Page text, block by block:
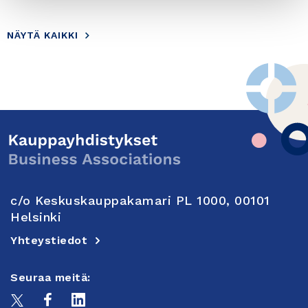
NÄYTÄ KAIKKI
c/o Keskuskauppakamari PL 1000, 00101
Helsinki
Yhteystiedot
Seuraa meitä: